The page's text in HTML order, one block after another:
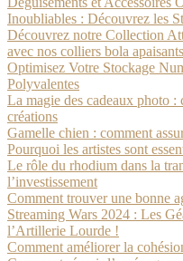
Inoubliables : Découvrez les
Découvrez notre Collection
avec nos colliers bola
Optimisez Votre Stockage
Polyvalentes
La magie des cadeaux photo
créations
Gamelle chien : comment
Pourquoi les artistes sont
Le rôle du rhodium dans la
l’investissement
Comment trouver une bonne
Streaming Wars 2024 : Les
l’Artillerie Lourde !
Comment améliorer la